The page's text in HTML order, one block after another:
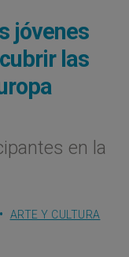
jóvenes
las
en la
ARTE Y CULTURA